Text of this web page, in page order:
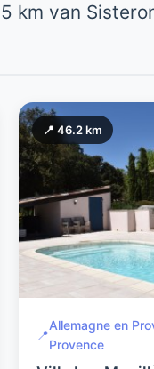
km van
📍 46.2 km
📍
Allemagne en
Provence